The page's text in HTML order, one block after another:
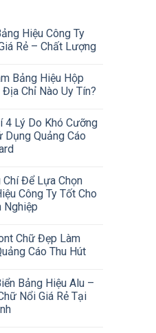
Hiệu Công Ty
Rẻ – Chất Lượng
Bảng Hiệu Hộp
Chỉ Nào Uy Tín?
4 Lý Do Khó Cưỡng
Dụng Quảng Cáo
Chí Để Lựa Chọn
Công Ty Tốt Cho
Nghiệp
Chữ Đẹp Làm
Cáo Thu Hút
Bảng Hiệu Alu –
Nổi Giá Rẻ Tại